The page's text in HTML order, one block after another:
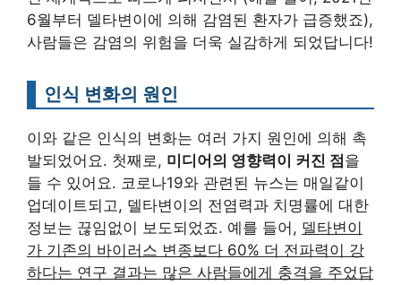
6월부터 델타변이에 의해 감염된 환자가 급증했죠),
사람들은 감염의 위험을 더욱 실감하게 되었답니다!
인식 변화의 원인
이와 같은 인식의 변화는 여러 가지 원인에 의해 촉
발되었어요. 첫째로, 미디어의 영향력이 커진 점 을
들 수 있어요. 코로나19와 관련된 뉴스는 매일같이
업데이트되고, 델타변이의 전염력과 치명률에 대한
정보는 끊임없이 보도되었죠. 예를 들어, 델타변이
가 기존의 바이러스 변종보다 60% 더 전파력이 강
하다는 연구 결과는 많은 사람들에게 충격을 주었답